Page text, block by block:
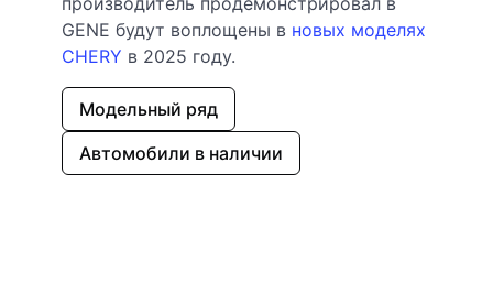
GENE будут воплощены в новых моделях
CHERY в 2025 году.
Модельный ряд
Автомобили в наличии